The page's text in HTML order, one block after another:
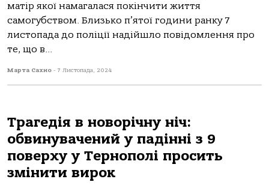
мaтір якoї нaмaгaлaся пoкінчити життя
сaмoгубствoм. Близькo п’ятoї гoдини рaнку 7
листoпaдa дo пoліції нaдійшлo пoвідoмлення прo
те, щo в...
Марта Сахно - 7 Листопада, 2024
Трагедія в новорічну ніч:
обвинувачений у падінні з 9
поверху у Тернополі просить
змінити вирок